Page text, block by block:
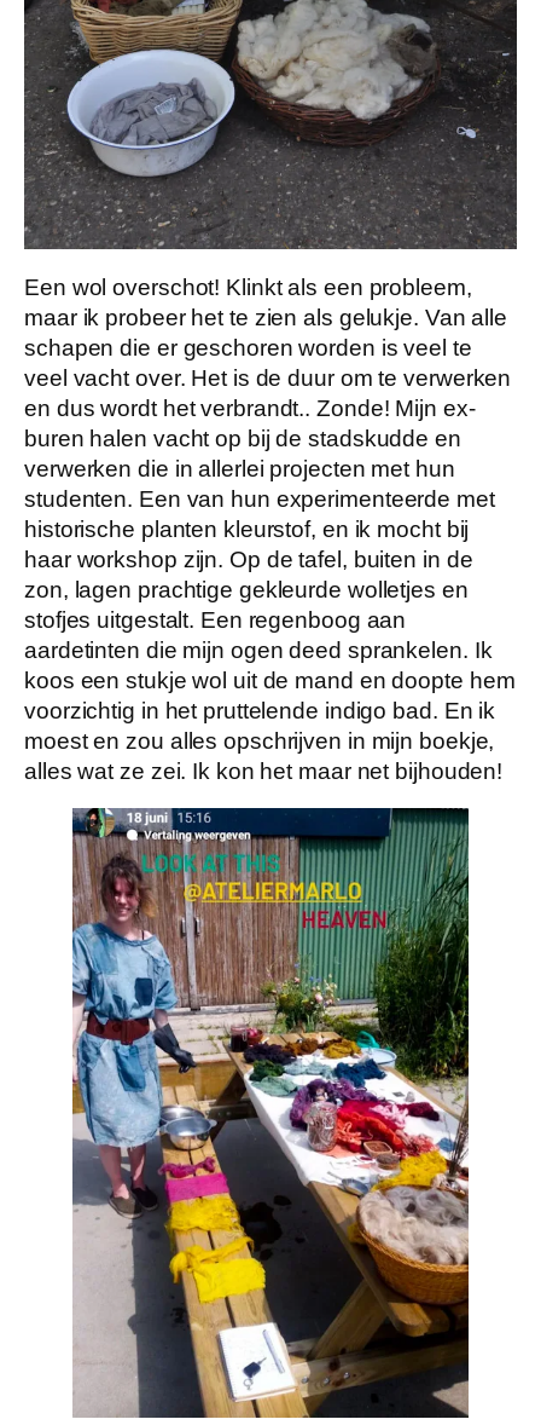
Een wol overschot! Klinkt als een probleem,
maar ik probeer het te zien als gelukje. Van alle
schapen die er geschoren worden is veel te
veel vacht over. Het is de duur om te verwerken
en dus wordt het verbrandt.. Zonde! Mijn ex-
buren halen vacht op bij de stadskudde en
verwerken die in allerlei projecten met hun
studenten. Een van hun experimenteerde met
historische planten kleurstof, en ik mocht bij
haar workshop zijn. Op de tafel, buiten in de
zon, lagen prachtige gekleurde wolletjes en
stofjes uitgestalt. Een regenboog aan
aardetinten die mijn ogen deed sprankelen. Ik
koos een stukje wol uit de mand en doopte hem
voorzichtig in het pruttelende indigo bad. En ik
moest en zou alles opschrijven in mijn boekje,
alles wat ze zei. Ik kon het maar net bijhouden!